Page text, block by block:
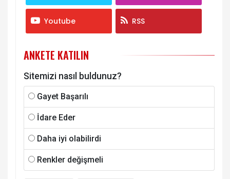
Youtube RSS
ANKETE KATILIN
Sitemizi nasıl buldunuz?
Gayet Başarılı
İdare Eder
Daha iyi olabilirdi
Renkler değişmeli